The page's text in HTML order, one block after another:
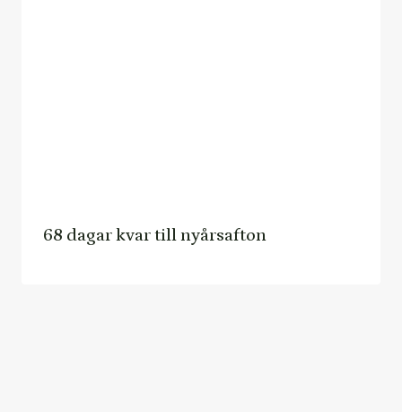
68 dagar kvar till nyårsafton